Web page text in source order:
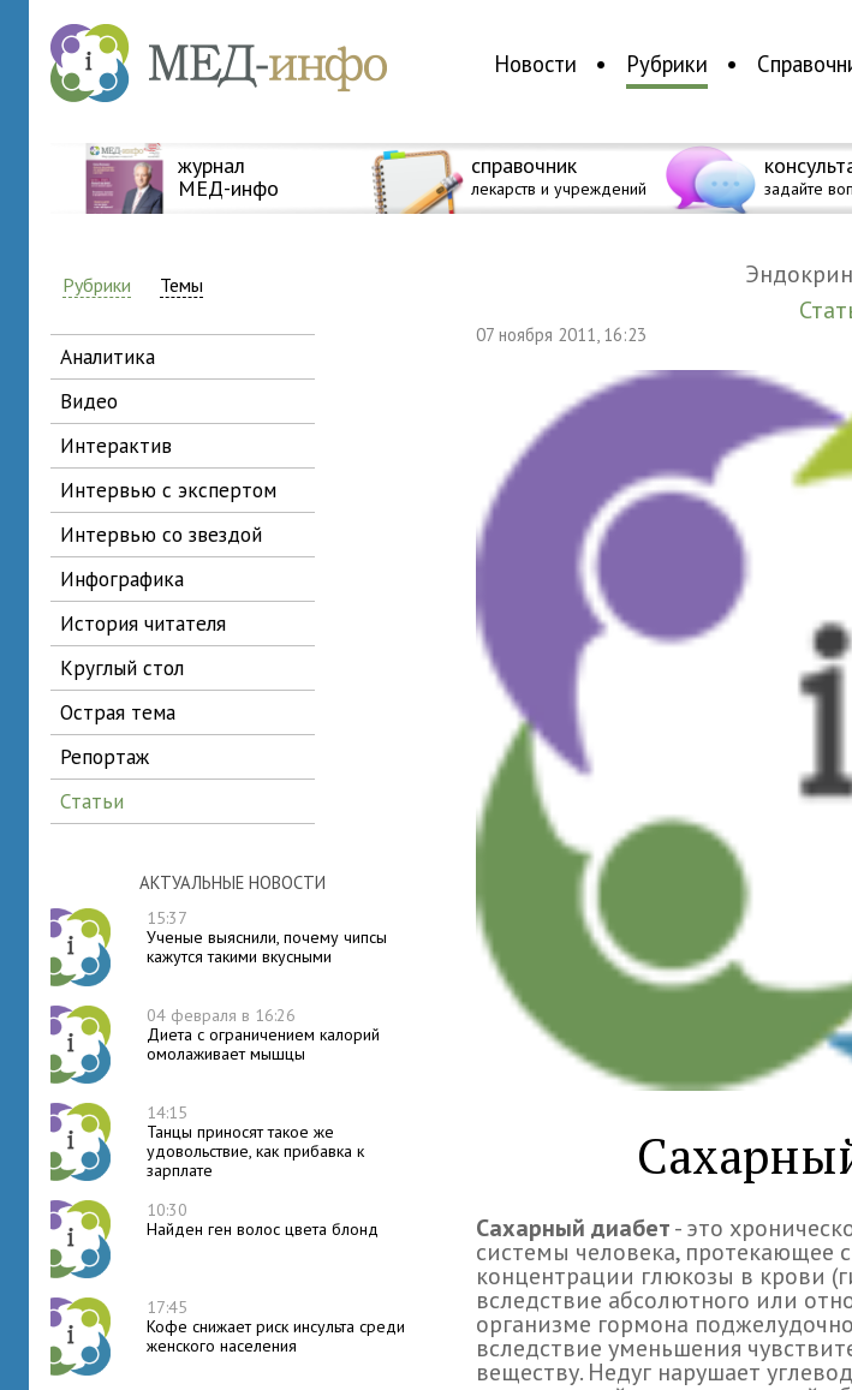
Новости Рубрики
журнал
МЕД-инфо
справочник
лекарств и учреждений задайте
Рубрики Темы
аналитика
видео
интерактив
интервью с экспертом
интервью со звездой
инфографика
история читателя
круглый стол
острая тема
репортаж
статьи
АКТУАЛЬНЫЕ НОВОСТИ
15:37
Ученые выяснили, почему чипсы
кажутся такими вкусными
04 февраля в 16:26
Диета с ограничением калорий
омолаживает мышцы
14:15
Танцы приносят такое же
удовольствие, как прибавка к
зарплате
10:30
Найден ген волос цвета блонд
17:45
Кофе снижает риск инсульта среди
женского населения
07 ноября 2011, 16:23
Сахарный диабет- это
системы человека,
концентрации глюкозы в крови
вследствие абсолютного или
организме гормона
вследствие уменьшения
веществу. Недуг нарушает